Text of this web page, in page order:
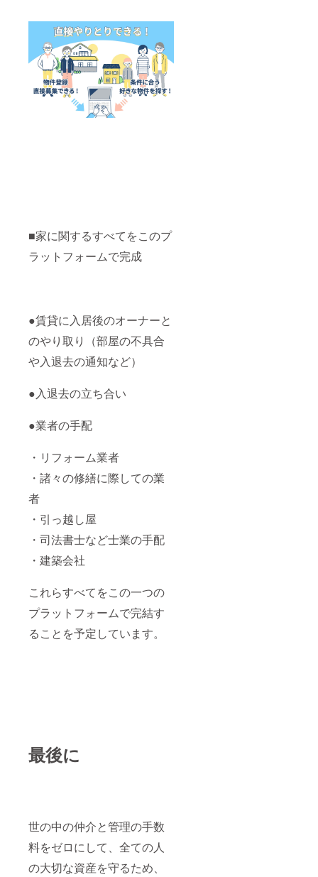
■家に関するすべてをこのプ
ラットフォームで完成
●賃貸に入居後のオーナーと
のやり取り（部屋の不具合
や入退去の通知など）
●入退去の立ち合い
●業者の手配
・リフォーム業者
・諸々の修繕に際しての業
者
・引っ越し屋
・司法書士など士業の手配
・建築会社
これらすべてをこの一つの
プラットフォームで完結す
ることを予定しています。
最後に
世の中の仲介と管理の手数
料をゼロにして、全ての人
の大切な資産を守るため、